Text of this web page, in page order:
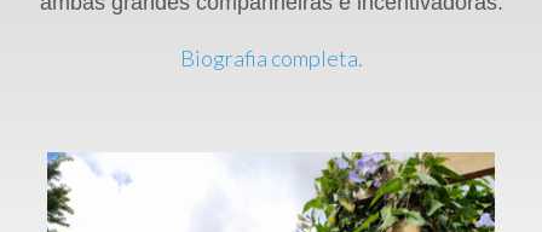
Biografia completa.